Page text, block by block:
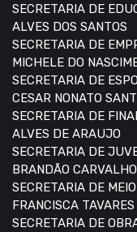
SECRETARIA DE
ALVES DOS SANTOS
SECRETARIA DE
MICHELE DO
SECRETARIA DE
CESAR NONATO
SECRETARIA DE
ALVES DE ARAUJO
SECRETARIA DE
BRANDÃO CARVALHO
SECRETARIA DE
FRANCISCA
SECRETARIA DE